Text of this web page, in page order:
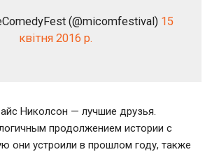
(@micomfestival) 15
квітня 2016 р.
Николсон — лучшие друзья.
продолжением истории с
они устроили в прошлом году, также